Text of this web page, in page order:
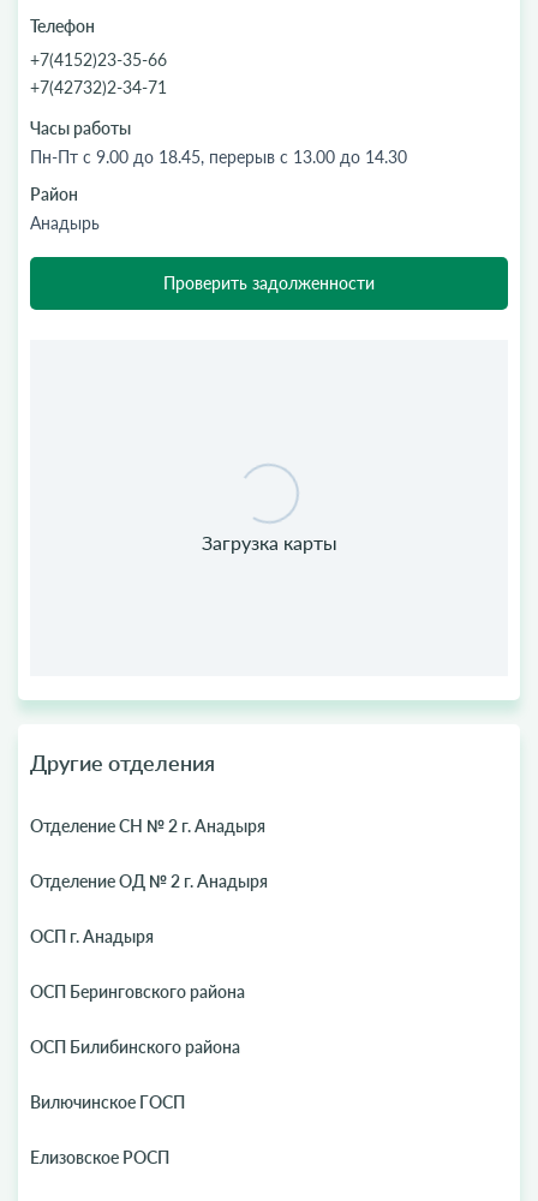
Телефон
+7(4152)23-35-66
+7(42732)2-34-71
Часы работы
Пн-Пт с 9.00 до 18.45, перерыв с 13.00 до 14.30
Район
Анадырь
Проверить задолженности
Другие отделения
Отделение СН № 2 г. Анадыря
Отделение ОД № 2 г. Анадыря
ОСП г. Анадыря
ОСП Беринговского района
ОСП Билибинского района
Вилючинское ГОСП
Елизовское РОСП